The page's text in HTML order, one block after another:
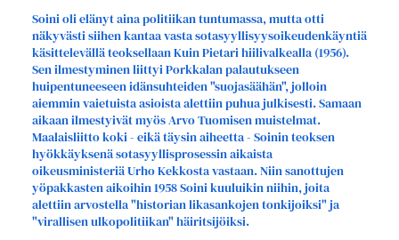
Soini oli elänyt aina politiikan tuntumassa, mutta otti
näkyvästi siihen kantaa vasta sotasyyllisyysoikeudenkäyntiä
käsittelevällä teoksellaan Kuin Pietari hiilivalkealla (1956).
Sen ilmestyminen liittyi Porkkalan palautukseen
huipentuneeseen idänsuhteiden "suojasäähän", jolloin
aiemmin vaietuista asioista alettiin puhua julkisesti. Samaan
aikaan ilmestyivät myös Arvo Tuomisen muistelmat.
Maalaisliitto koki - eikä täysin aiheetta - Soinin teoksen
hyökkäyksenä sotasyyllisprosessin aikaista
oikeusministeriä Urho Kekkosta vastaan. Niin sanottujen
yöpakkasten aikoihin 1958 Soini kuuluikin niihin, joita
alettiin arvostella "historian likasankojen tonkijoiksi" ja
"virallisen ulkopolitiikan" häiritsijöiksi.